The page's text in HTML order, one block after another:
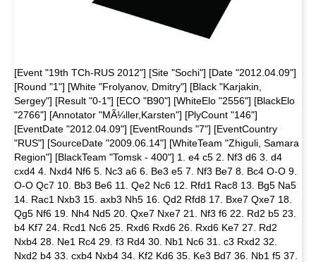
[Event "19th TCh-RUS 2012"] [Site "Sochi"] [Date "2012.04.09"]
[Round "1"] [White "Frolyanov, Dmitry"] [Black "Karjakin,
Sergey"] [Result "0-1"] [ECO "B90"] [WhiteElo "2556"] [BlackElo
"2766"] [Annotator "MÃ¼ller,Karsten"] [PlyCount "146"]
[EventDate "2012.04.09"] [EventRounds "7"] [EventCountry
"RUS"] [SourceDate "2009.06.14"] [WhiteTeam "Zhiguli, Samara
Region"] [BlackTeam "Tomsk - 400"] 1. e4 c5 2. Nf3 d6 3. d4
cxd4 4. Nxd4 Nf6 5. Nc3 a6 6. Be3 e5 7. Nf3 Be7 8. Bc4 O-O 9.
O-O Qc7 10. Bb3 Be6 11. Qe2 Nc6 12. Rfd1 Rac8 13. Bg5 Na5
14. Rac1 Nxb3 15. axb3 Nh5 16. Qd2 Rfd8 17. Bxe7 Qxe7 18.
Qg5 Nf6 19. Nh4 Nd5 20. Qxe7 Nxe7 21. Nf3 f6 22. Rd2 b5 23.
b4 Kf7 24. Rcd1 Nc6 25. Rxd6 Rxd6 26. Rxd6 Ke7 27. Rd2
Nxb4 28. Ne1 Rc4 29. f3 Rd4 30. Nb1 Nc6 31. c3 Rxd2 32.
Nxd2 b4 33. cxb4 Nxb4 34. Kf2 Kd6 35. Ke3 Bd7 36. Nb1 f5 37.